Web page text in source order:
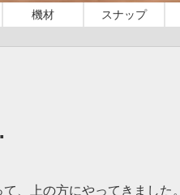
機材 スナップ
、上の方にやってきました。